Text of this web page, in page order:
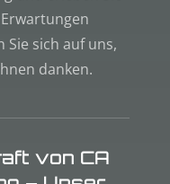
sich auf uns,
danken.
von CA